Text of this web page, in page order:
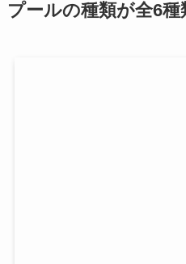
プールの種類が全6種